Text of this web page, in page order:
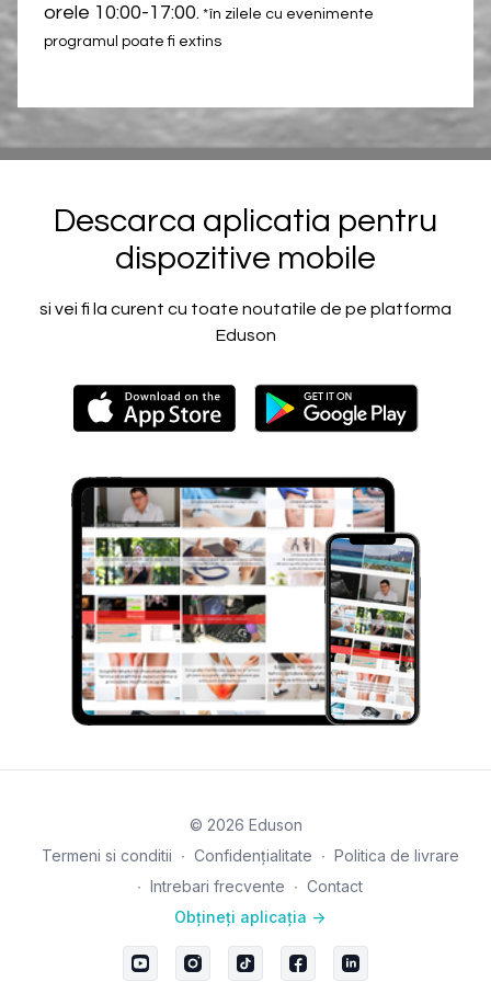
orele 10:00-17:00. *în zilele cu evenimente
programul poate fi extins
Descarca aplicatia pentru
dispozitive mobile
si vei fi la curent cu toate noutatile de pe platforma
Eduson
© 2026 Eduson
Termeni si conditii ∙ Confidențialitate ∙ Politica de livrare
∙ Intrebari frecvente ∙ Contact
Obțineți aplicația ->